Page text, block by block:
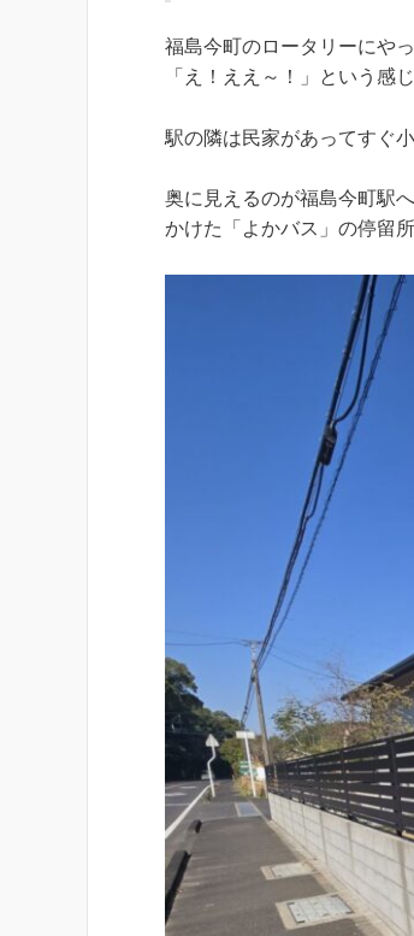
福島今町のロータリーにや
「え！ええ～！」という感
駅の隣は民家があってすぐ
奥に見えるのが福島今町駅
かけた「よかバス」の停留